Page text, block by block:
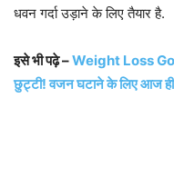
धवन गर्दा उड़ाने के लिए तैयार है.
इसे भी पढ़े –Weight Loss
छुट्टी! वजन घटाने के लिए आज